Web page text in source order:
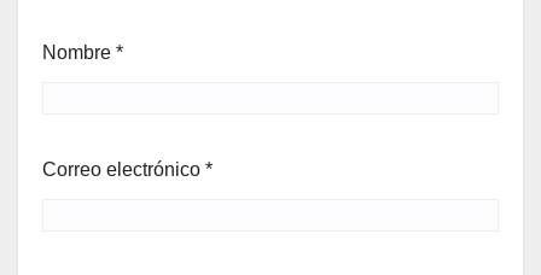
Nombre *
Correo electrónico *